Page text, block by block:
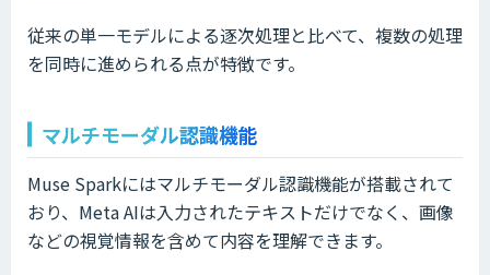
従来の単一モデルによる逐次処理と比べて、複数の処理
を同時に進められる点が特徴です。
マルチモーダル認識機能
Muse Sparkにはマルチモーダル認識機能が搭載されて
おり、Meta AIは入力されたテキストだけでなく、画像
などの視覚情報を含めて内容を理解できます。